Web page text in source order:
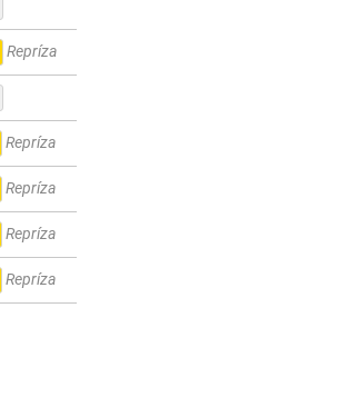
Repríza
Repríza
Repríza
Repríza
Repríza